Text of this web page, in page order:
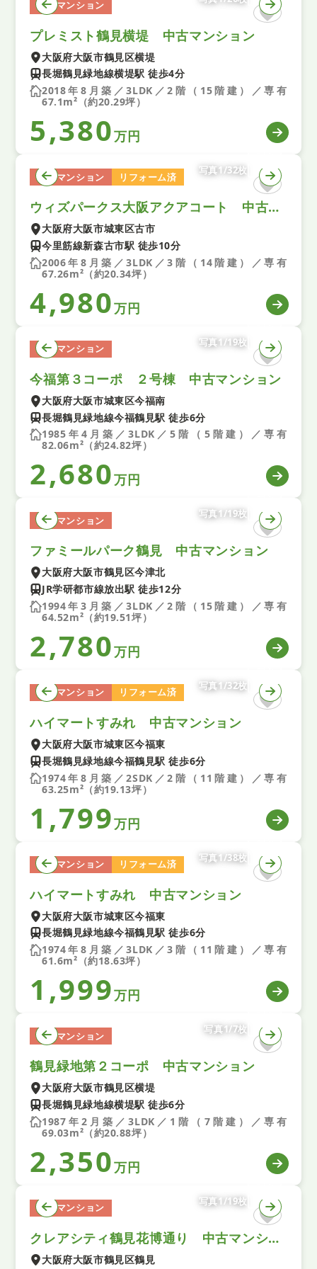
中古マンション
プレミスト鶴見横堤 中古マンション
大阪府大阪市鶴見区横堤
長堀鶴見緑地線横堤駅 徒歩4分
2018年8月築／3LDK／2階（15階建）／専有
67.1m²（約20.29坪）
5,380万円
中古マンション リフォーム済
写真1/32枚
ウィズパークス大阪アクアコート 中古マンション
大阪府大阪市城東区古市
今里筋線新森古市駅 徒歩10分
2006年8月築／3LDK／3階（14階建）／専有
67.26m²（約20.34坪）
4,980万円
中古マンション
写真1/19枚
今福第３コーポ ２号棟 中古マンション
大阪府大阪市城東区今福南
長堀鶴見緑地線今福鶴見駅 徒歩6分
1985年4月築／3LDK／5階（5階建）／専有
82.06m²（約24.82坪）
2,680万円
中古マンション
写真1/19枚
ファミールパーク鶴見 中古マンション
大阪府大阪市鶴見区今津北
JR学研都市線放出駅 徒歩12分
1994年3月築／3LDK／2階（15階建）／専有
64.52m²（約19.51坪）
2,780万円
中古マンション リフォーム済
写真1/32枚
ハイマートすみれ 中古マンション
大阪府大阪市城東区今福東
長堀鶴見緑地線今福鶴見駅 徒歩6分
1974年8月築／2SDK／2階（11階建）／専有
63.25m²（約19.13坪）
1,799万円
中古マンション リフォーム済
写真1/38枚
ハイマートすみれ 中古マンション
大阪府大阪市城東区今福東
長堀鶴見緑地線今福鶴見駅 徒歩6分
1974年8月築／3LDK／3階（11階建）／専有
61.6m²（約18.63坪）
1,999万円
中古マンション
写真1/7枚
鶴見緑地第２コーポ 中古マンション
大阪府大阪市鶴見区横堤
長堀鶴見緑地線横堤駅 徒歩6分
1987年2月築／3LDK／1階（7階建）／専有
69.03m²（約20.88坪）
2,350万円
中古マンション
写真1/19枚
クレアシティ鶴見花博通り 中古マンション
大阪府大阪市鶴見区鶴見